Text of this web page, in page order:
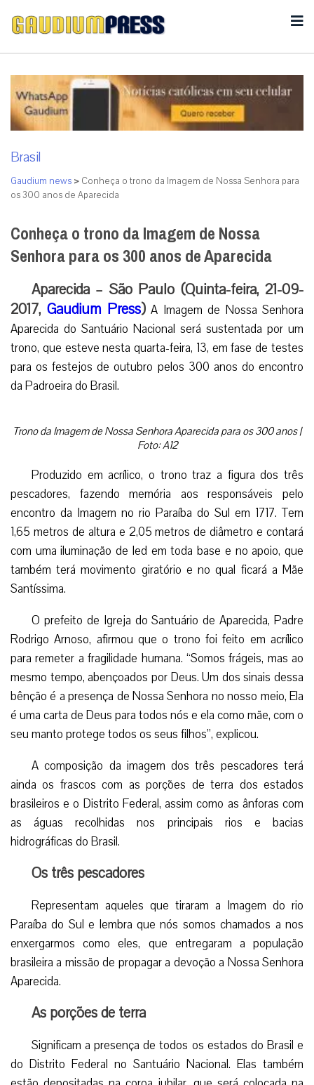
Brasil
Gaudium news > Conheça o trono da Imagem de Nossa Senhora para
os 300 anos de Aparecida
Conheça o trono da Imagem de Nossa
Senhora para os 300 anos de Aparecida
Aparecida – São Paulo (Quinta-feira, 21-09-
2017,Gaudium Press)A Imagem de Nossa Senhora
Aparecida do Santuário Nacional será sustentada por um
trono, que esteve nesta quarta-feira, 13, em fase de testes
para os festejos de outubro pelos 300 anos do encontro
da Padroeira do Brasil.
Trono da Imagem de Nossa Senhora Aparecida para os 300 anos |
Foto: A12
Produzido em acrílico, o trono traz a figura dos três
pescadores, fazendo memória aos responsáveis pelo
encontro da Imagem no rio Paraíba do Sul em 1717. Tem
1,65 metros de altura e 2,05 metros de diâmetro e contará
com uma iluminação de led em toda base e no apoio, que
também terá movimento giratório e no qual ficará a Mãe
Santíssima.
O prefeito de Igreja do Santuário de Aparecida, Padre
Rodrigo Arnoso, afirmou que o trono foi feito em acrílico
para remeter a fragilidade humana. “Somos frágeis, mas ao
mesmo tempo, abençoados por Deus. Um dos sinais dessa
bênção é a presença de Nossa Senhora no nosso meio, Ela
é uma carta de Deus para todos nós e ela como mãe, com o
seu manto protege todos os seus filhos”, explicou.
A composição da imagem dos três pescadores terá
ainda os frascos com as porções de terra dos estados
brasileiros e o Distrito Federal, assim como as ânforas com
as águas recolhidas nos principais rios e bacias
hidrográficas do Brasil.
Os três pescadores
Representam aqueles que tiraram a Imagem do rio
Paraíba do Sul e lembra que nós somos chamados a nos
enxergarmos como eles, que entregaram a população
brasileira a missão de propagar a devoção a Nossa Senhora
Aparecida.
As porções de terra
Significam a presença de todos os estados do Brasil e
do Distrito Federal no Santuário Nacional. Elas também